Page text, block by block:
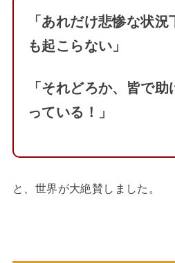
「あれだけ悲惨な状
も起こらない」
「それどろか、皆で
っている！」
と、世界が大絶賛しました。